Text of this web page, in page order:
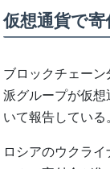
仮想通貨で寄
ブロックチェー
派グループが仮
いて報告している
ロシアのウクラ